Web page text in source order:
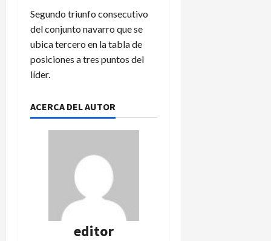
Segundo triunfo consecutivo
del conjunto navarro que se
ubica tercero en la tabla de
posiciones a tres puntos del
líder.
ACERCA DEL AUTOR
editor